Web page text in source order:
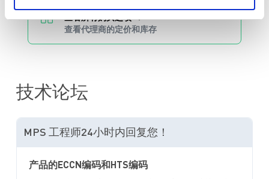
查看所有购买选项
查看代理商的定价和库存
技术论坛
MPS 工程师24小时内回复您！
产品的ECCN编码和HTS编码